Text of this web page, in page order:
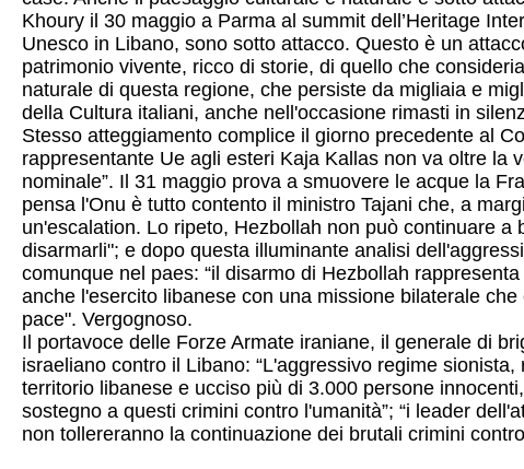
Khoury il 30 maggio a Parma al summit dell’Heritage
Unesco in Libano, sono sotto attacco. Questo è un
patrimonio vivente, ricco di storie, di quello che
naturale di questa regione, che persiste da migliaia e
della Cultura italiani, anche nell'occasione rimasti in
Stesso atteggiamento complice il giorno precedente al
rappresentante Ue agli esteri Kaja Kallas non va oltre la
nominale”. Il 31 maggio prova a smuovere le acque la
pensa l'Onu è tutto contento il ministro Tajani che, a
un'escalation. Lo ripeto, Hezbollah non può continuare
disarmarli"; e dopo questa illuminante analisi
comunque nel paes: “il disarmo di Hezbollah
anche l'esercito libanese con una missione bilaterale
pace". Vergognoso.
Il portavoce delle Forze Armate iraniane, il generale di
israeliano contro il Libano: “L'aggressivo regime
territorio libanese e ucciso più di 3.000 persone
sostegno a questi crimini contro l'umanità”; “i leader
non tollereranno la continuazione dei brutali crimini